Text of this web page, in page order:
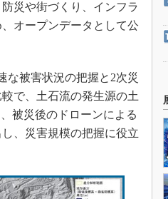
災や街づくり、インフラ
オープンデータとして公
な被害状況の把握と2次災
で、土石流の発生源の土
被災後のドローンによる
、災害規模の把握に役立